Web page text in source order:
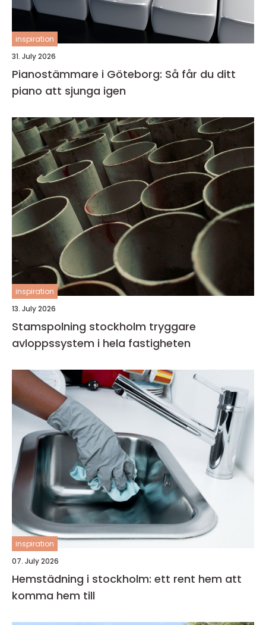
inspiration
31. July 2026
Pianostämmare i Göteborg: Så får du ditt
piano att sjunga igen
inspiration
13. July 2026
Stamspolning stockholm tryggare
avloppssystem i hela fastigheten
inspiration
07. July 2026
Hemstädning i stockholm: ett rent hem att
komma hem till